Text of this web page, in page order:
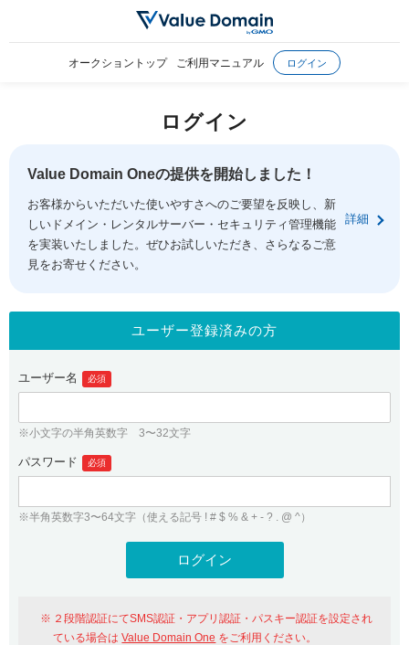
オークショントップ ご利用マニュアル ログイン
ログイン
Value Domain Oneの提供を開始しました！
お客様からいただいた使いやすさへのご要望を反映し、新
しいドメイン・レンタルサーバー・セキュリティ管理機能
を実装いたしました。ぜひお試しいただき、さらなるご意
見をお寄せください。
詳細
ユーザー登録済みの方
ユーザー名 必須
※小文字の半角英数字 3〜32文字
パスワード 必須
※半角英数字3〜64文字（使える記号 ! # $ % & + - ? . @ ^）
２段階認証にてSMS認証・アプリ認証・パスキー認証を設定され
ている場合はValue Domain One をご利用ください。